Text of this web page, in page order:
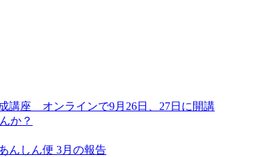
講座 オンラインで9月26日、27日に開講
か？
んしん便 3月の報告